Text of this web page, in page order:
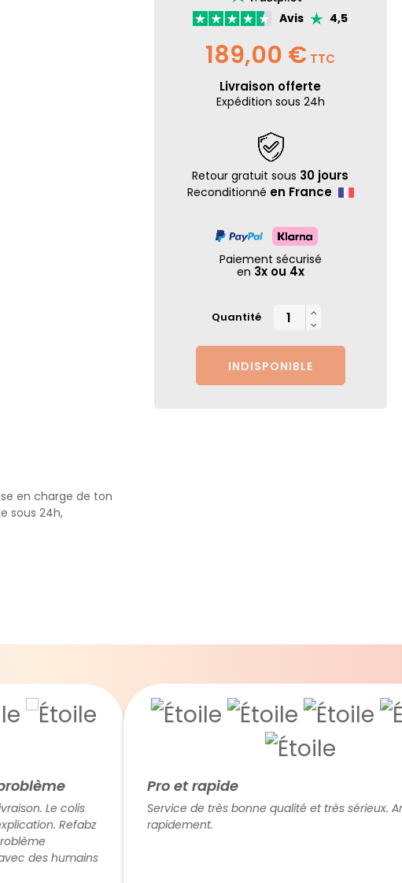
Avis 4,5
189,00 € TTC
Livraison offerte
Expédition sous 24h
Retour gratuit sous 30 jours
Reconditionné en France
Paiement sécurisé
en 3x ou 4x
INDISPONIBLE
Quantité


en charge de ton
sous 24h,
Le colis
Refabz
humains
rare).
Pro et rapide
Service de très bonne qualité et très sérieux. Article
rapidement.